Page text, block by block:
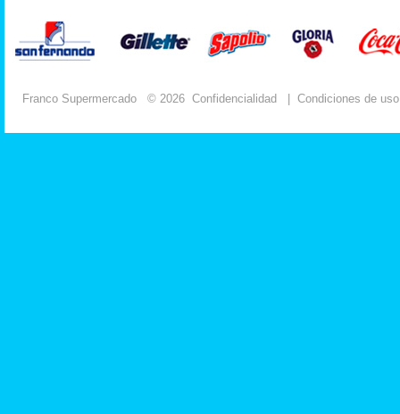
Franco Supermercado © 2026 Confidencialidad Condiciones de uso